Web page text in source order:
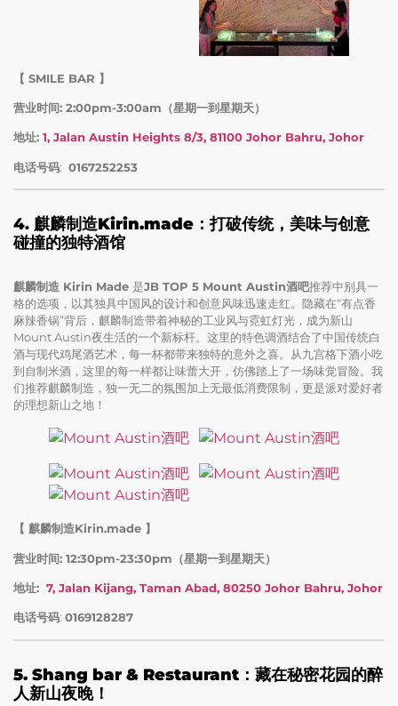
【 SMILE BAR 】
营业时间: 2:00pm-3:00am（星期一到星期天）
地址: 1, Jalan Austin Heights 8/3, 81100 Johor Bahru, Johor
电话号码: 0167252253
4. 麒麟制造Kirin.made：打破传统，美味与创意
碰撞的独特酒馆
麒麟制造 Kirin Made 是JB TOP 5 Mount Austin酒吧推荐中别具一
格的选项，以其独具中国风的设计和创意风味迅速走红。隐藏在“有点香
麻辣香锅”背后，麒麟制造带着神秘的工业风与霓虹灯光，成为新山
Mount Austin夜生活的一个新标杆。这里的特色调酒结合了中国传统白
酒与现代鸡尾酒艺术，每一杯都带来独特的意外之喜。从九宫格下酒小吃
到自制米酒，这里的每一样都让味蕾大开，仿佛踏上了一场味觉冒险。我
们推荐麒麟制造，独一无二的氛围加上无最低消费限制，更是派对爱好者
的理想新山之地！
【 麒麟制造Kirin.made 】
营业时间: 12:30pm-23:30pm（星期一到星期天）
地址: 7, Jalan Kijang, Taman Abad, 80250 Johor Bahru, Johor
电话号码: 0169128287
5. Shang bar & Restaurant：藏在秘密花园的醉
人新山夜晚！